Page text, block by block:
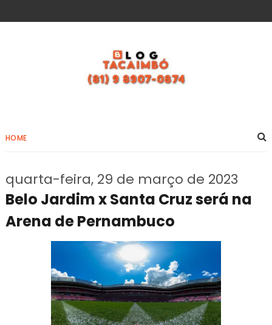
HOME
quarta-feira, 29 de março de 2023
Belo Jardim x Santa Cruz será na
Arena de Pernambuco